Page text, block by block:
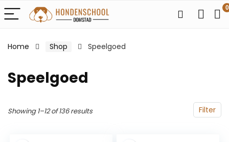
0
Home Shop Speelgoed
Speelgoed
Filter
Showing 1–12 of 136 results